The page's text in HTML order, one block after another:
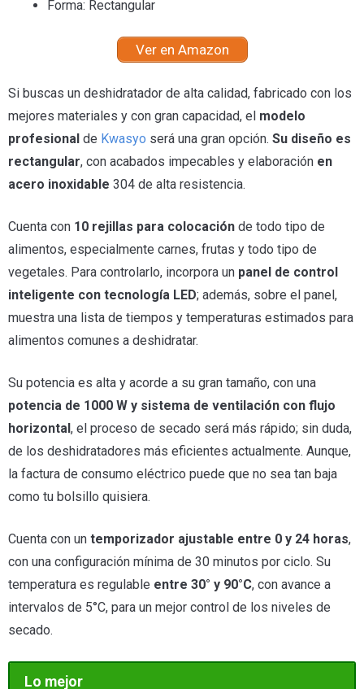
Forma: Rectangular
Ver en Amazon
Si buscas un deshidratador de alta calidad, fabricado con los
mejores materiales y con gran capacidad, el modelo
profesional de Kwasyo será una gran opción. Su diseño es
rectangular, con acabados impecables y elaboración en
acero inoxidable 304 de alta resistencia.
Cuenta con 10 rejillas para colocación de todo tipo de
alimentos, especialmente carnes, frutas y todo tipo de
vegetales. Para controlarlo, incorpora un panel de control
inteligente con tecnología LED; además, sobre el panel,
muestra una lista de tiempos y temperaturas estimados para
alimentos comunes a deshidratar.
Su potencia es alta y acorde a su gran tamaño, con una
potencia de 1000 W y sistema de ventilación con flujo
horizontal , el proceso de secado será más rápido; sin duda,
de los deshidratadores más eficientes actualmente. Aunque,
la factura de consumo eléctrico puede que no sea tan baja
como tu bolsillo quisiera.
Cuenta con un temporizador ajustable entre 0 y 24 horas,
con una configuración mínima de 30 minutos por ciclo. Su
temperatura es regulable entre 30° y 90°C, con avance a
intervalos de 5°C, para un mejor control de los niveles de
secado.
Lo mejor